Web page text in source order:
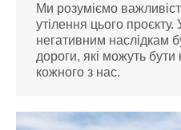
Ми розуміємо
утілення цього проєкту.
негативним наслідкам
дороги, які можуть
кожного з нас.